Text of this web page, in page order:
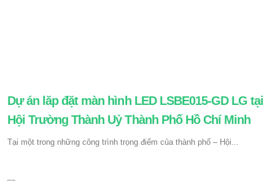
Dự án lăp đặt màn hình LED LSBE015-GD LG tại
Hội Trường Thành Uỷ Thành Phố Hồ Chí Minh
Tại một trong những công trình trọng điểm của thành phố – Hội...